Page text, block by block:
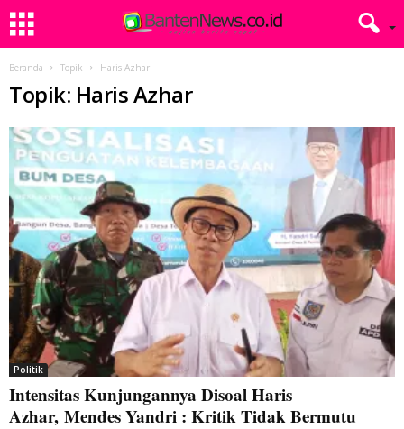
Beranda Topik Haris Azhar
Topik: Haris Azhar
Politik
Intensitas Kunjungannya Disoal Haris
Azhar, Mendes Yandri : Kritik Tidak Bermutu